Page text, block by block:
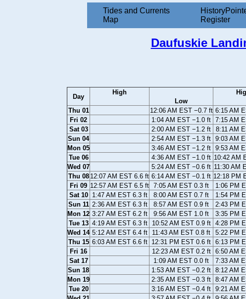
Tides and Currents
Map
Register
Daufuskie
Day
High
Low
Thu 01
12:06 AM EST −0.7 ft 6:15 AM
Fri 02
1:04 AM EST −1.0 ft 7:15 AM
Sat 03
2:00 AM EST −1.2 ft 8:11 AM
Sun 04
2:54 AM EST −1.3 ft 9:03 AM
Mon 05
3:46 AM EST −1.2 ft 9:53 AM
Tue 06
4:36 AM EST −1.0 ft 10:42 AM
Wed 07
5:24 AM EST −0.6 ft 11:30 AM
Thu 08 12:07 AM EST 6.6 ft 6:14 AM EST −0.1 ft 12:18 PM
Fri 09 12:57 AM EST 6.5 ft 7:05 AM EST 0.3 ft 1:06 PM
Sat 10
1:47 AM EST 6.3 ft 8:00 AM EST 0.7 ft 1:54 PM
Sun 11 2:36 AM EST 6.3 ft 8:57 AM EST 0.9 ft 2:43 PM
Mon 12 3:27 AM EST 6.2 ft 9:56 AM EST 1.0 ft 3:35 PM
Tue 13 4:19 AM EST 6.3 ft 10:52 AM EST 0.9 ft 4:28 PM
Wed 14 5:12 AM EST 6.4 ft 11:43 AM EST 0.8 ft 5:22 PM
Thu 15 6:03 AM EST 6.6 ft 12:31 PM EST 0.6 ft 6:13 PM
Fri 16
12:23 AM EST 0.2 ft 6:50 AM
Sat 17
1:09 AM EST 0.0 ft 7:33 AM
Sun 18
1:53 AM EST −0.2 ft 8:12 AM
Mon 19
2:35 AM EST −0.3 ft 8:47 AM
Tue 20
3:16 AM EST −0.4 ft 9:21 AM